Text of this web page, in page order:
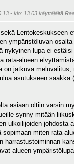
- klo: 13.03 käyttäjältä
Lentokeskukseen
ympäristöluvan osalta
nykyinen lupa ei
rata-alueen
on jatkuva meluvalitus,
asutukseen saakka
asiaan oltiin varsin
synny mitään
ulkoilijoiden johdosta
miten rata-
harrastustoiminnan
alueen